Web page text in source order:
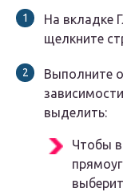
На вкладке
щелкните
Выполните
выделить:
Чтобы